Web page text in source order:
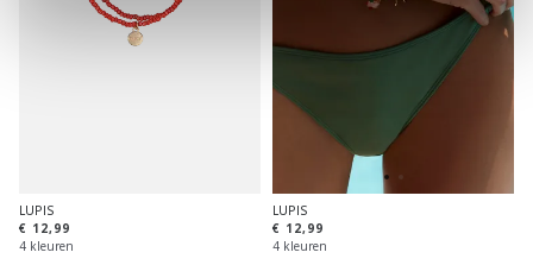
LUPIS
€ 12,99
4 kleuren
LUPIS
€ 12,99
4 kleuren